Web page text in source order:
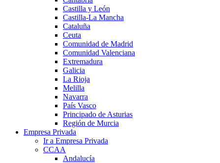
Castilla y León
Castilla-La Mancha
Cataluña
Ceuta
Comunidad de Madrid
Comunidad Valenciana
Extremadura
Galicia
La Rioja
Melilla
Navarra
País Vasco
Principado de Asturias
Región de Murcia
Empresa Privada
Ir a Empresa Privada
CCAA
Andalucía